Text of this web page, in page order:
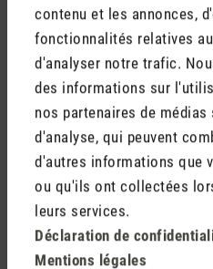
contenu et les annonces,
fonctionnalités relatives
d'analyser notre trafic.
des informations sur
nos partenaires de
d'analyse, qui peuvent
d'autres informations que
ou qu'ils ont collectées
leurs services.
Déclaration de
Mentions légales
Rédiger un avis